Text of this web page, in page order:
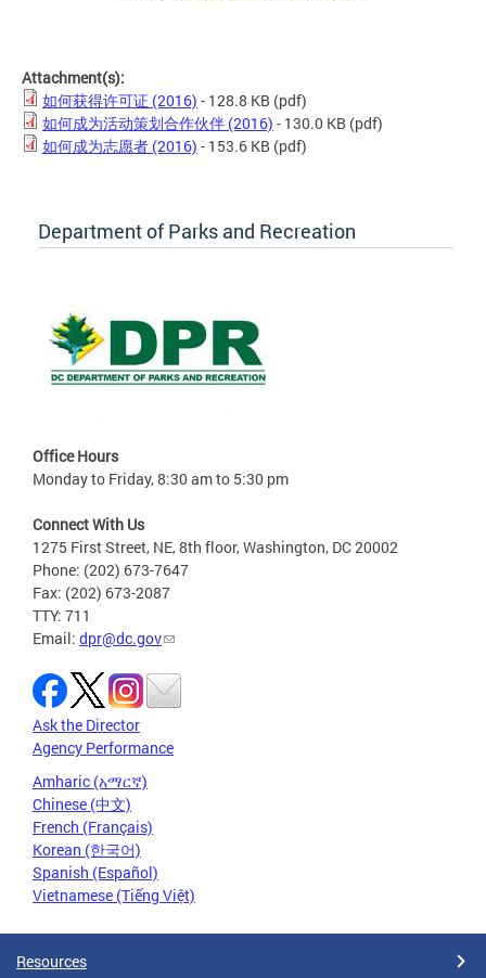
Attachment(s):
如何获得许可证 (2016) - 128.8 KB (pdf)
如何成为活动策划合作伙伴 (2016) - 130.0 KB (pdf)
如何成为志愿者 (2016) - 153.6 KB (pdf)
Department of Parks and Recreation
Office Hours
Monday to Friday, 8:30 am to 5:30 pm
Connect With Us
1275 First Street, NE, 8th floor, Washington, DC 20002
Phone: (202) 673-7647
Fax: (202) 673-2087
TTY: 711
Email: dpr@dc.gov
Ask the Director
Agency Performance
Amharic (አማርኛ)
Chinese (中文)
French (Français)
Korean (한국어)
Spanish (Español)
Vietnamese (Tiếng Việt)
Resources